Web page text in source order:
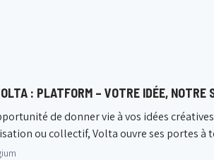
: PLATFORM – VOTRE IDÉE, NOTRE
de donner vie à vos idées
ou collectif, Volta ouvre ses portes à